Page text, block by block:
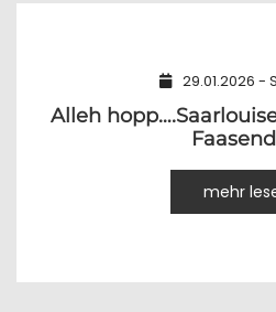
29.01.2026 -
Alleh
Faasend
mehr